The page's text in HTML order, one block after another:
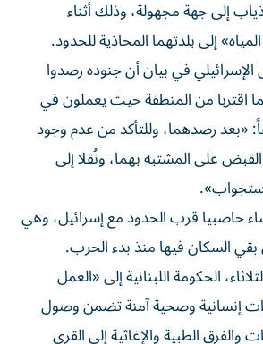
إلى جهة مجهولة، وذلك أثناء
إلى بلدتهما المحاذية للحدود.
في بيان أن جنوده رصدوا
من المنطقة حيث يعملون في
«بعد رصدهما، وللتأكد من عدم وجود
على المشتبه بهما، ونُقلا إلى
حاصبيا قرب الحدود مع إسرائيل، وهي
بقي السكان فيها منذ بدء الحرب.
الحكومة اللبنانية إلى «العمل
إنسانية وصحية آمنة تضمن وصول
والفرق الطبية والإغاثية إلى القرى